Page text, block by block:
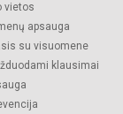
vietos
apsauga
su visuomene
klausimai